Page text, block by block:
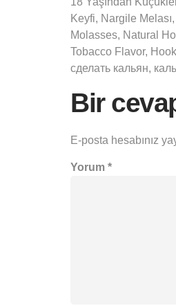
Keyfi, Nargile
Molasses, Natural
Tobacco Flavor,
сделать кальян,
Bir
E-posta hesabınız
Yorum *